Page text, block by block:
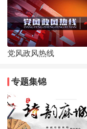
党风政风热线
专题集锦